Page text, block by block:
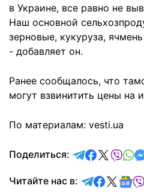
в Украине, все равно не
Наш основной
зерновые, кукуруза,
- добавляет он.
Ранее сообщалось, что
могут взвинитить цены на
По материалам: vesti.ua
Поделиться: отправить в
Читайте нас в: Читайте в